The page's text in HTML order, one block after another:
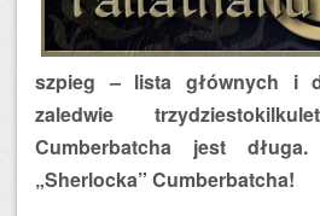
szpieg – lista głównych i
zaledwie
Cumberbatcha jest
„Sherlocka” Cumberbatcha!